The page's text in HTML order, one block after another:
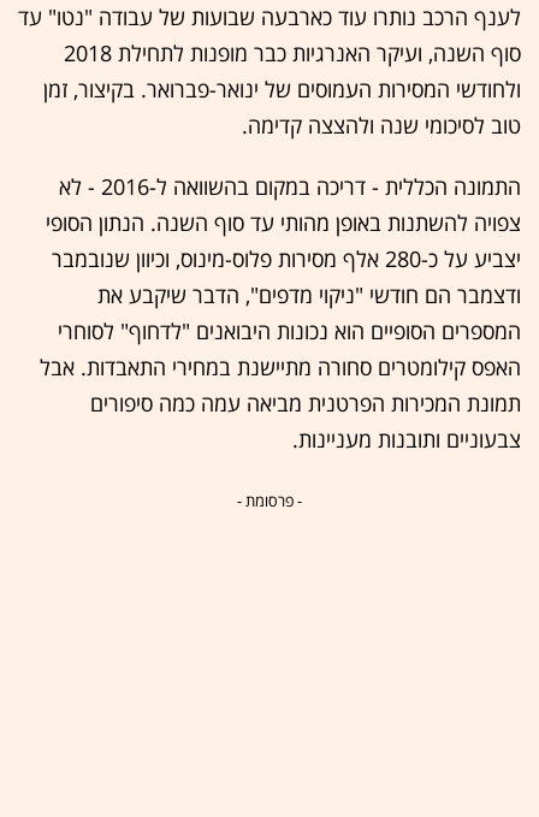
לענף הרכב נותרו עוד כארבעה שבועות של עבודה "נטו" עד
סוף השנה, ועיקר האנרגיות כבר מופנות לתחילת 2018
ולחודשי המסירות העמוסים של ינואר-פברואר. בקיצור, זמן
טוב לסיכומי שנה ולהצצה קדימה.
התמונה הכללית - דריכה במקום בהשוואה ל-2016 - לא
צפויה להשתנות באופן מהותי עד סוף השנה. הנתון הסופי
יצביע על כ-280 אלף מסירות פלוס-מינוס, וכיוון שנובמבר
ודצמבר הם חודשי "ניקוי מדפים", הדבר שיקבע את
המספרים הסופיים הוא נכונות היבואנים "לדחוף" לסוחרי
האפס קילומטרים סחורה מתיישנת במחירי התאבדות. אבל
תמונת המכירות הפרטנית מביאה עמה כמה סיפורים
צבעוניים ותובנות מעניינות.
- פרסומת -